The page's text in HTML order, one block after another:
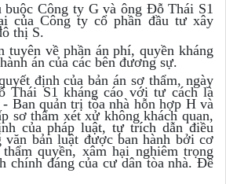
Công ty G và ông Đỗ Thái S1
của Công ty cổ phần đầu tư xây
thị S.
tuyên về phần án phí, quyền kháng
án của các bên đương sự.
định của bản án sơ thẩm, ngày
Thái S1 kháng cáo với tư cách là
Ban quản trị tòa nhà hỗn hợp H và
sơ thẩm xét xử không khách quan,
của pháp luật, tự trích dẫn điều
văn bản luật được ban hành bởi cơ
quyền, xâm hại nghiêm trọng
chính đáng của cư dân tòa nhà. Đề